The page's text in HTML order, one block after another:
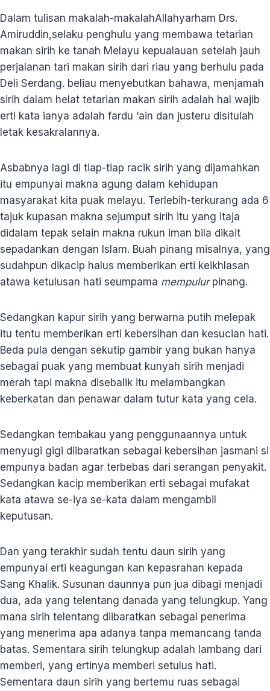
Dalam tulisan makalah-makalahAllahyarham Drs.
Amiruddin,selaku penghulu yang membawa tetarian
makan sirih ke tanah Melayu kepualauan setelah jauh
perjalanan tari makan sirih dari riau yang berhulu pada
Deli Serdang. beliau menyebutkan bahawa, menjamah
sirih dalam helat tetarian makan sirih adalah hal wajib
erti kata ianya adalah fardu ‘ain dan justeru disitulah
letak kesakralannya.
Asbabnya lagi di tiap-tiap racik sirih yang dijamahkan
itu empunyai makna agung dalam kehidupan
masyarakat kita puak melayu. Terlebih-terkurang ada 6
tajuk kupasan makna sejumput sirih itu yang itaja
didalam tepak selain makna rukun iman bila dikait
sepadankan dengan Islam. Buah pinang misalnya, yang
sudahpun dikacip halus memberikan erti keikhlasan
atawa ketulusan hati seumpama mempulurpinang.
Sedangkan kapur sirih yang berwarna putih melepak
itu tentu memberikan erti kebersihan dan kesucian hati.
Beda pula dengan sekutip gambir yang bukan hanya
sebagai puak yang membuat kunyah sirih menjadi
merah tapi makna disebalik itu melambangkan
keberkatan dan penawar dalam tutur kata yang cela.
Sedangkan tembakau yang penggunaannya untuk
menyugi gigi diibaratkan sebagai kebersihan jasmani si
empunya badan agar terbebas dari serangan penyakit.
Sedangkan kacip memberikan erti sebagai mufakat
kata atawa se-iya se-kata dalam mengambil
keputusan.
Dan yang terakhir sudah tentu daun sirih yang
empunyai erti keagungan kan kepasrahan kepada
Sang Khalik. Susunan daunnya pun jua dibagi menjadi
dua, ada yang telentang danada yang telungkup. Yang
mana sirih telentang diibaratkan sebagai penerima
yang menerima apa adanya tanpa memancang tanda
batas. Sementara sirih telungkup adalah lambang dari
memberi, yang ertinya memberi setulus hati.
Sementara daun sirih yang bertemu ruas sebagai